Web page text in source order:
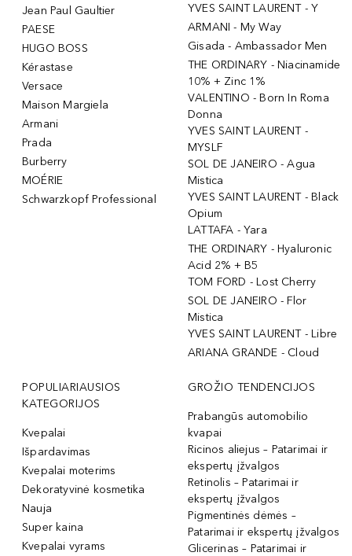
Jean Paul Gaultier
PAESE
HUGO BOSS
Kérastase
Versace
Maison Margiela
Armani
Prada
Burberry
MOÉRIE
Schwarzkopf Professional
YVES SAINT LAURENT - Y
ARMANI - My Way
Gisada - Ambassador Men
THE ORDINARY - Niacinamide
10% + Zinc 1%
VALENTINO - Born In Roma
Donna
YVES SAINT LAURENT -
MYSLF
SOL DE JANEIRO - Agua
Mistica
YVES SAINT LAURENT - Black
Opium
LATTAFA - Yara
THE ORDINARY - Hyaluronic
Acid 2% + B5
TOM FORD - Lost Cherry
SOL DE JANEIRO - Flor
Mistica
YVES SAINT LAURENT - Libre
ARIANA GRANDE - Cloud
POPULIARIAUSIOS
KATEGORIJOS
Kvepalai
Išpardavimas
Kvepalai moterims
Dekoratyvinė kosmetika
Nauja
Super kaina
Kvepalai vyrams
GROŽIO TENDENCIJOS
Prabangūs automobilio
kvapai
Ricinos aliejus – Patarimai ir
ekspertų įžvalgos
Retinolis – Patarimai ir
ekspertų įžvalgos
Pigmentinės dėmės –
Patarimai ir ekspertų įžvalgos
Glicerinas – Patarimai ir